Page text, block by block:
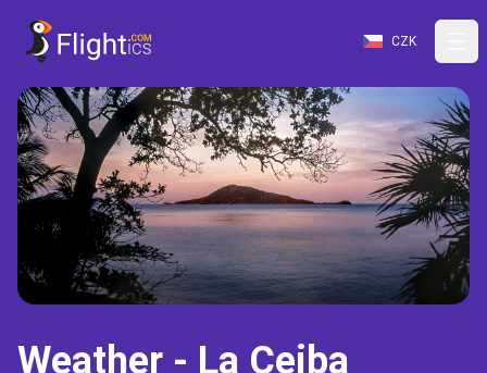
CZK
Weather - La Ceiba